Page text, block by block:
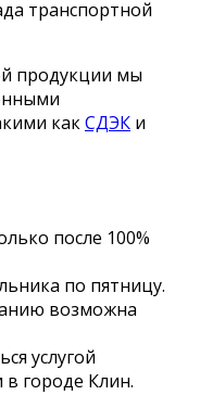
транспортной
продукции мы
какСДЭК и
после 100%
по пятницу.
возможна
услугой
городе Клин.